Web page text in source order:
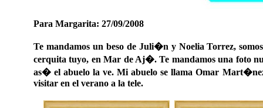
Para Margarita: 27/09/2008
Te mandamos un beso de Juli�n y Noelia Torrez,
cerquita tuyo, en Mar de Aj�. Te mandamos una foto
as� el abuelo la ve. Mi abuelo se llama Omar
visitar en el verano a la tele.